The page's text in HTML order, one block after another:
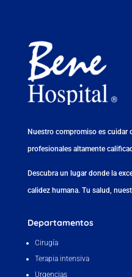
Nuestro compromiso es cuidar
profesionales altamente
Descubra un lugar donde la
calidez humana. Tu salud,
Departamentos
Cirugía
Terapia intensiva
Urgencias